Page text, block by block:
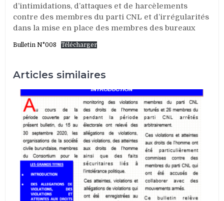
d’intimidations, d’attaques et de harcèlements
contre des membres du parti CNL et d’irrégularités
dans la mise en place des membres des bureaux
Bulletin N°008 Télécharger
Articles similaires